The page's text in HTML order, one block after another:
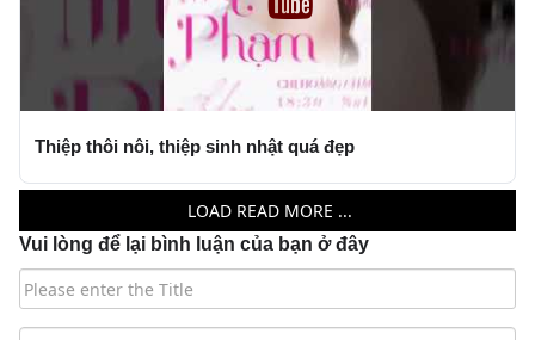
Thiệp thôi nôi, thiệp sinh nhật quá đẹp
LOAD READ MORE ...
Vui lòng để lại bình luận của bạn ở đây